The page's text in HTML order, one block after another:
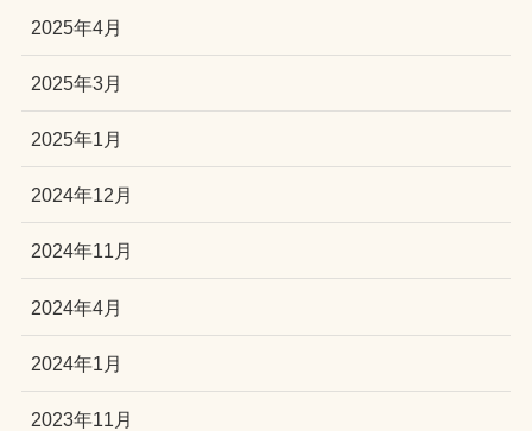
2025年4月
2025年3月
2025年1月
2024年12月
2024年11月
2024年4月
2024年1月
2023年11月